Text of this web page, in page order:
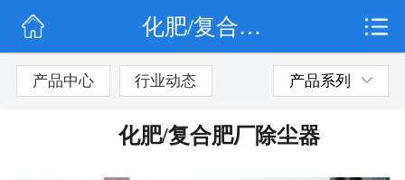
公司简介
化肥/复合肥厂除尘器
产品中心 行业动态 产品系列
化肥/复合肥厂除尘器